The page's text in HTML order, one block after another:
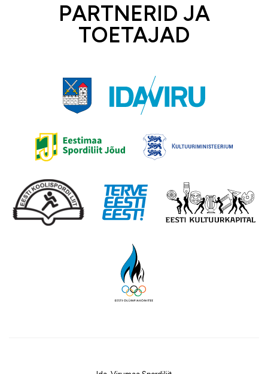
PARTNERID JA
TOETAJAD